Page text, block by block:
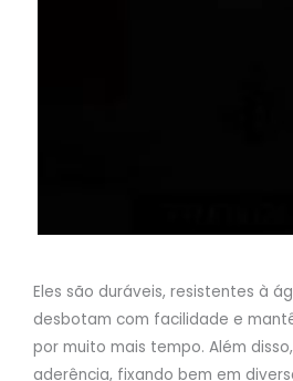
Eles são duráveis, resistentes à
desbotam com facilidade e
por muito mais tempo. Além
aderência, fixando bem em